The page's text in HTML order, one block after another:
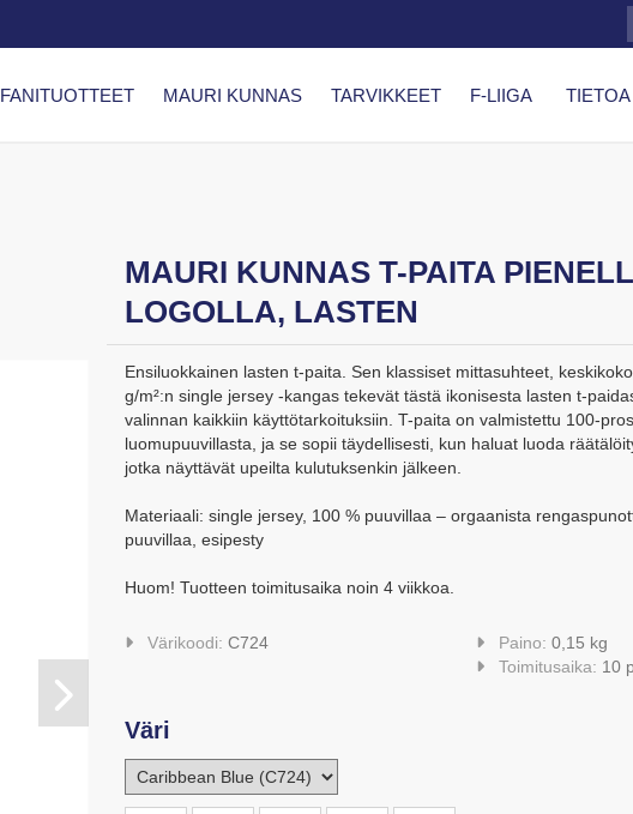
FANITUOTTEET MAURI KUNNAS TARVIKKEET F-LIIGA TIETOA
MAURI KUNNAS T-PAITA
LOGOLLA, LASTEN
Ensiluokkainen lasten t-paita. Sen klassiset mittasuhteet,
g/m²:n single jersey -kangas tekevät tästä ikonisesta lasten t-
valinnan kaikkiin käyttötarkoituksiin. T-paita on valmistettu 100-
luomupuuvillasta, ja se sopii täydellisesti, kun haluat luoda
jotka näyttävät upeilta kulutuksenkin jälkeen.
Materiaali: single jersey, 100 % puuvillaa – orgaanista
puuvillaa, esipesty
Huom! Tuotteen toimitusaika noin 4 viikkoa.
Värikoodi: C724 Paino: 0,15 kg
Toimitusaika: 10
Väri